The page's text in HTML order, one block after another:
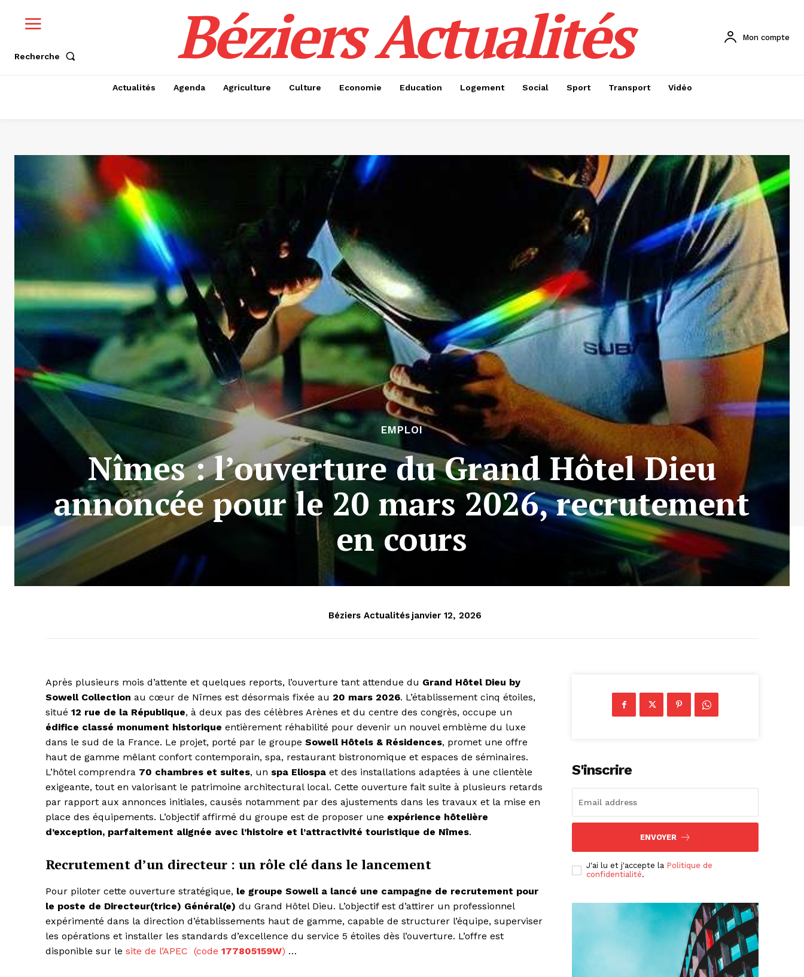
Recherche Béziers Actualités Mon compte
Actualités Agenda Agriculture Culture Economie Education Logement Social Sport Transport Vidéo
EMPLOI
Nîmes : l’ouverture du Grand Hôtel Dieu
annoncée pour le 20 mars 2026, recrutement
en cours
Béziers Actualités janvier 12, 2026
Après plusieurs mois d’attente et quelques reports, l’ouverture tant attendue du Grand Hôtel Dieu by
Sowell Collection au cœur de Nîmes est désormais fixée au 20 mars 2026. L’établissement cinq étoiles,
situé 12 rue de la République, à deux pas des célèbres Arènes et du centre des congrès, occupe un
édifice classé monument historique entièrement réhabilité pour devenir un nouvel emblème du luxe
dans le sud de la France. Le projet, porté par le groupe Sowell Hôtels & Résidences, promet une offre
haut de gamme mêlant confort contemporain, spa, restaurant bistronomique et espaces de séminaires.
L’hôtel comprendra 70 chambres et suites, un spa Eliospa et des installations adaptées à une clientèle
exigeante, tout en valorisant le patrimoine architectural local. Cette ouverture fait suite à plusieurs retards
par rapport aux annonces initiales, causés notamment par des ajustements dans les travaux et la mise en
place des équipements. L’objectif affirmé du groupe est de proposer une expérience hôtelière
d’exception, parfaitement alignée avec l’histoire et l’attractivité touristique de Nîmes.
Recrutement d’un directeur : un rôle clé dans le lancement
Pour piloter cette ouverture stratégique, le groupe Sowell a lancé une campagne de recrutement pour
le poste de Directeur(trice) Général(e) du Grand Hôtel Dieu. L’objectif est d’attirer un professionnel
expérimenté dans la direction d’établissements haut de gamme, capable de structurer l’équipe, superviser
les opérations et installer les standards d’excellence du service 5 étoiles dès l’ouverture. L’offre est
disponible sur le site de l’APEC (code 177805159W) …
S'inscrire
ENVOYER
J'ai lu et j'accepte la Politique de
confidentialité.